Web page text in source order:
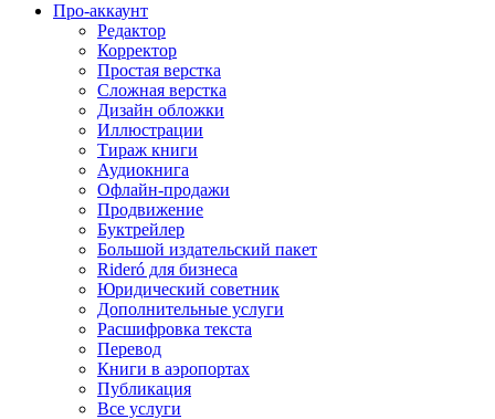
Про-аккаунт
Редактор
Корректор
Простая верстка
Сложная верстка
Дизайн обложки
Иллюстрации
Тираж книги
Аудиокнига
Офлайн-продажи
Продвижение
Буктрейлер
Большой издательский пакет
Rideró для бизнеса
Юридический советник
Дополнительные услуги
Расшифровка текста
Перевод
Книги в аэропортах
Публикация
Все услуги